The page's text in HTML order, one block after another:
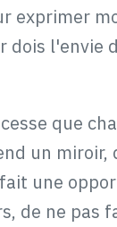
exprimer
dois l'envie
que
un miroir,
une
de ne pas